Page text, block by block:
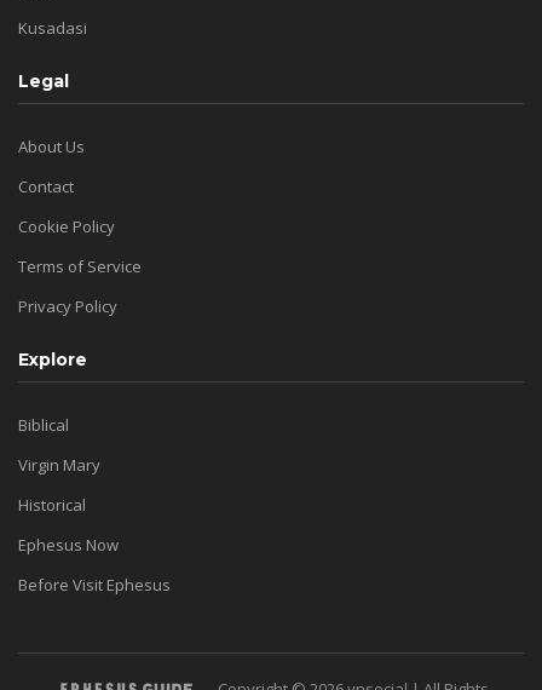
Kusadasi
Legal
About Us
Contact
Cookie Policy
Terms of Service
Privacy Policy
Explore
Biblical
Virgin Mary
Historical
Ephesus Now
Before Visit Ephesus